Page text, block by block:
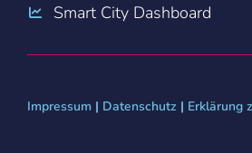
Smart City Dashboard
Impressum | Datenschutz | Erklärung